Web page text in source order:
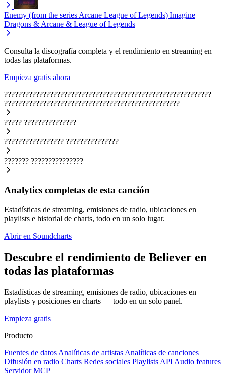
Enemy (from the series Arcane League of Legends) Imagine
Dragons & Arcane & League of Legends
Consulta la discografía completa y el rendimiento en streaming en
todas las plataformas.
Empieza gratis ahora
???????????????????????????????????????????????????????????
??????????????????????????????????????????????????
????? ???????????????
????????????????? ???????????????
??????? ???????????????
Analytics completas de esta canción
Estadísticas de streaming, emisiones de radio, ubicaciones en
playlists e historial de charts, todo en un solo lugar.
Abrir en Soundcharts
Descubre el rendimiento de Believer en
todas las plataformas
Estadísticas de streaming, emisiones de radio, ubicaciones en
playlists y posiciones en charts — todo en un solo panel.
Empieza gratis
Producto
Fuentes de datos Analíticas de artistas Analíticas de canciones
Difusión en radio Charts Redes sociales Playlists API Audio features
Servidor MCP